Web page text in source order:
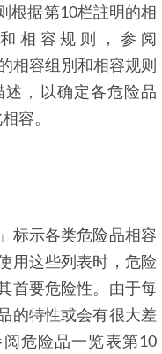
根据第10栏註明的相
相容规则，参阅
相容组別和相容规则
述，以确定各危险品
容。
标示各类危险品相容
用这些列表时，危险
首要危险性。由于每
的特性或会有很大差
危险品一览表第10